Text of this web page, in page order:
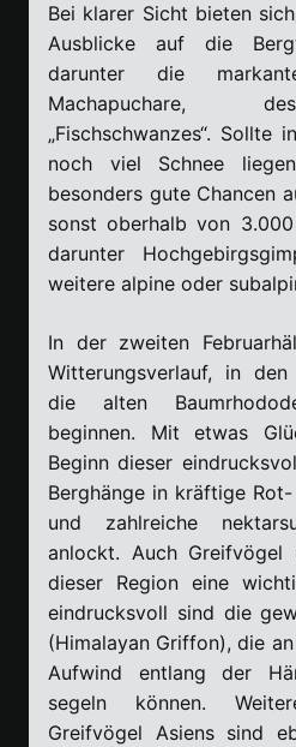
Bei klarer Sicht bieten
Ausblicke auf die
darunter die
Machapuchare,
„Fischschwanzes“. Sollte
noch viel Schnee
besonders gute Chancen
sonst oberhalb von
darunter
weitere alpine oder
In der zweiten
Witterungsverlauf, in
die alten
beginnen. Mit etwas
Beginn dieser
Berghänge in kräftige
und zahlreiche
anlockt. Auch Greifvögel
dieser Region eine
eindrucksvoll sind die
(Himalayan Griffon), die
Aufwind entlang der
segeln können.
Greifvögel Asiens sind